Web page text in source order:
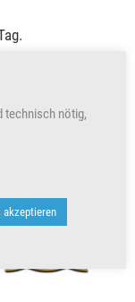
technisch nötig,
akzeptieren